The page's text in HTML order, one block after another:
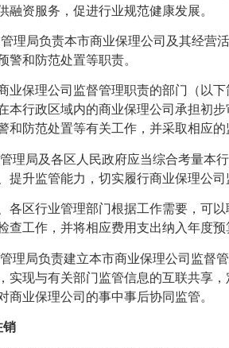
融资服务，促进行业规范健康发展。
理局负责本市商业保理公司及其经营
和防范处置等职责。
业保理公司监督管理职责的部门（以
本行政区域内的商业保理公司承担初
和防范处置等有关工作，并采取相应的
理局及各区人民政府应当综合考量本
提升监管能力，切实履行商业保理公司
各区行业管理部门根据工作需要，可
查工作，并将相应费用支出纳入年度预
理局负责建立本市商业保理公司监督
实现与有关部门监管信息的互联共享
商业保理公司的事中事后协同监管。
销